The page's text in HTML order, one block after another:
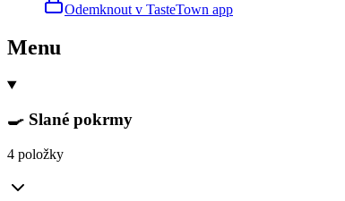
Odemknout v TasteTown app
Menu
🍳 Slané pokrmy
4 položky